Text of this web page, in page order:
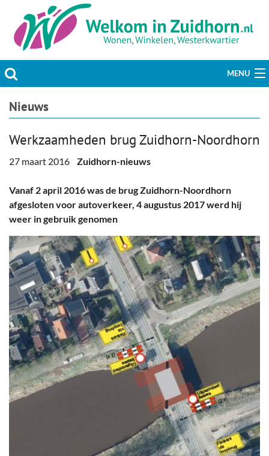
MENU
Actueel
Welzijn & Maatschappij
Bedrijven
Prikbord & Aanbiedingen
Plaats bericht
Nieuws
Werkzaamheden brug Zuidhorn-Noordhorn
27 maart 2016 Zuidhorn-nieuws
Vanaf 2 april 2016 was de brug Zuidhorn-Noordhorn
afgesloten voor autoverkeer, 4 augustus 2017 werd hij
weer in gebruik genomen